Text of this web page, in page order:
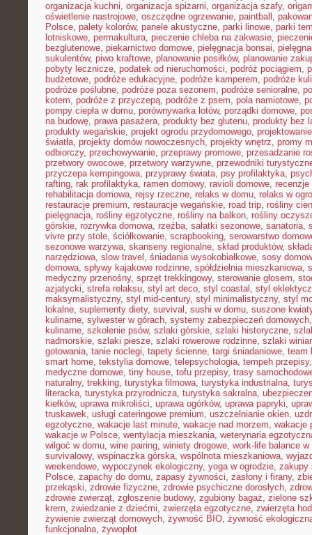
organizacja kuchni, organizacja spiżarni, organizacja szafy,
oświetlenie nastrojowe, oszczędne ogrzewanie, paintball ,
Polsce, palety kolorów, panele akustyczne, parki linowe, parki
lotniskowe, permakultura, pieczenie chleba na zakwasie,
bezglutenowe, piekarnictwo domowe, pielęgnacja bonsai,
sukulentów, piwo kraftowe, planowanie posiłków, planowanie
pobyty lecznicze, podatek od nieruchomości, podróż pociągiem,
budżetowe, podróże edukacyjne, podróże kamperem, podróże
podróże poślubne, podróże poza sezonem, podróże senioralne,
kotem, podróże z przyczepą, podróże z psem, pola namiotowe,
pompy ciepła w domu, porównywarka lotów, porządki domowe,
na budowę, prawa pasażera, produkty bez glutenu, produkty bez
produkty wegańskie, projekt ogrodu przydomowego,
światła, projekty domów nowoczesnych, projekty wnętrz, promy
odbiorczy, przechowywanie, przeprawy promowe, przesadzanie
przetwory owocowe, przetwory warzywne, przewodniki
przyczepa kempingowa, przyprawy świata, psy profilaktyka,
rafting, rak profilaktyka, ramen domowy, ravioli domowe, recenzje
rehabilitacja domowa, rejsy rzeczne, relaks w domu, relaks w
restauracje premium, restauracje wegańskie, road trip, rośliny
pielęgnacja, rośliny egzotyczne, rośliny na balkon, rośliny
górskie, rozrywka domowa, rzeźba, sałatki sezonowe, sanatoria,
vivre przy stole, ściółkowanie, scrapbooking, serowarstwo
sezonowe warzywa, skanseny regionalne, skład produktów,
narzędziowa, slow travel , śniadania wysokobiałkowe, sosy
domowa, spływy kajakowe rodzinne, spółdzielnia mieszkaniowa,
medyczny przenośny, sprzęt trekkingowy, sterowanie głosem,
azjatycki, strefa relaksu, styl art deco, styl coastal , styl
maksymalistyczny, styl mid-century, styl minimalistyczny, styl
lokalne, suplementy diety, survival , sushi w domu, suszone
kulinarne, sylwester w górach, systemy zabezpieczeń domowych
kulinarne, szkolenie psów, szlaki górskie, szlaki historyczne,
nadmorskie, szlaki piesze, szlaki rowerowe rodzinne, szlaki
gotowania, tanie noclegi, tapety ścienne, targi śniadaniowe, team
smart home, tekstylia domowe, telepsychologia, tempeh przepisy
medyczne domowe, tiny house, tofu przepisy, trasy
naturalny, trekking, turystyka filmowa, turystyka industrialna,
literacka, turystyka przyrodnicza, turystyka sakralna,
kiełków, uprawa mikroliści, uprawa ogórków, uprawa papryki,
truskawek, usługi cateringowe premium, uszczelnianie okien,
egzotyczne, wakacje last minute, wakacje nad morzem, wakacje
wakacje w Polsce, wentylacja mieszkania, weterynaria
wilgoć w domu, wine pairing, winiety drogowe, work-life balance w
survivalowy, wspinaczka górska, wspólnota mieszkaniowa,
weekendowe, wypoczynek ekologiczny, yoga w ogrodzie, zakupy
Polsce, zapachy do domu, zapasy żywności, zasłony i firany,
przekąski, zdrowie fizyczne, zdrowie psychiczne dorosłych,
zdrowie zwierząt, zgłoszenie budowy, zgubiony bagaż, zielone
krem, zwiedzanie z dziećmi, zwierzęta egzotyczne, zwierzęta
żywienie zwierząt domowych, żywność BIO, żywność
funkcjonalna, żywopłot